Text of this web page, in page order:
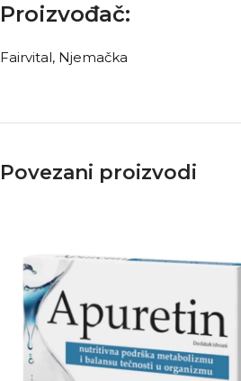
Proizvođač:
Fairvital, Njemačka
Povezani proizvodi